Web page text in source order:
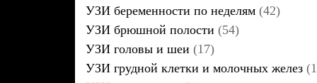
УЗИ беременности по неделям (42)
УЗИ брюшной полости (54)
УЗИ головы и шеи (17)
УЗИ грудной клетки и молочных желез